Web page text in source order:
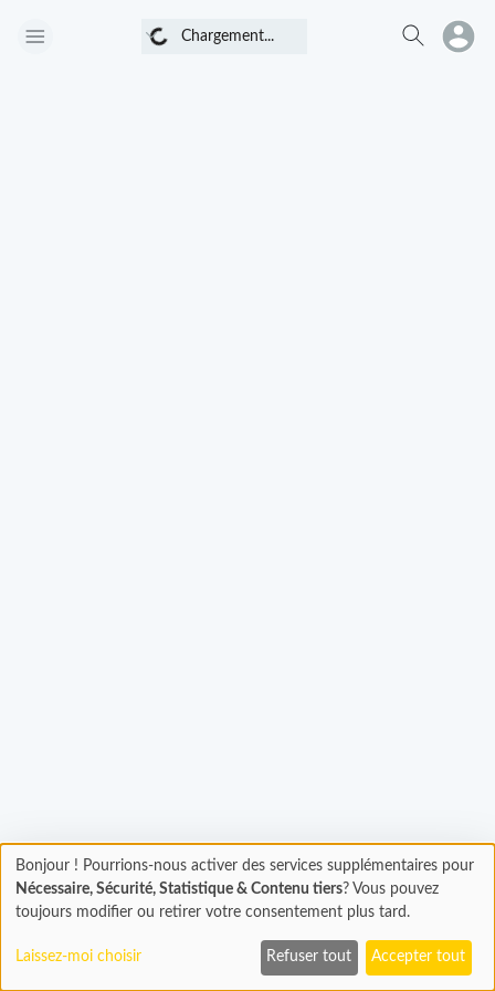
Chargement...
Chargement...
Chargement...Chargement
En cours...
Bonjour ! Pourrions-nous activer des services supplémentaires pour
Nécessaire, Sécurité, Statistique & Contenu tiers? Vous pouvez
toujours modifier ou retirer votre consentement plus tard.
Laissez-moi choisir Refuser tout Accepter tout